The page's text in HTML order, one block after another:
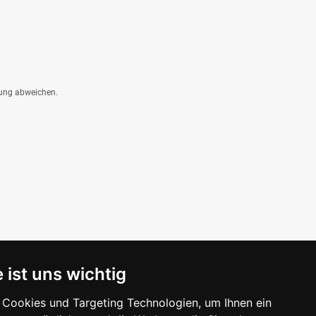
ist uns wichtig
und Targeting Technologien, um Ihnen ein
abweichen.